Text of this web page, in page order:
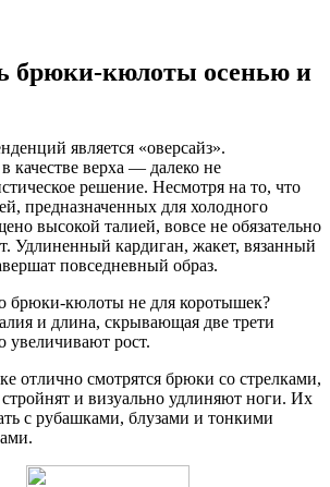
брюки-кюлоты осенью и
является «оверсайз».
качестве верха — далеко не
решение. Несмотря на то, что
предназначенных для холодного
высокой талией, вовсе не обязательно
Удлиненный кардиган, жакет, вязанный
повседневный образ.
брюки-кюлоты не для коротышек?
и длина, скрывающая две трети
увеличивают рост.
отлично смотрятся брюки со стрелками,
и визуально удлиняют ноги. Их
с рубашками, блузами и тонкими